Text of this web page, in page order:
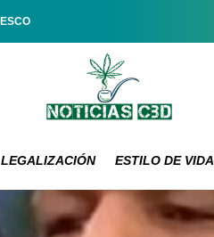
LEGALIZACIÓN ESTILO DE VIDA